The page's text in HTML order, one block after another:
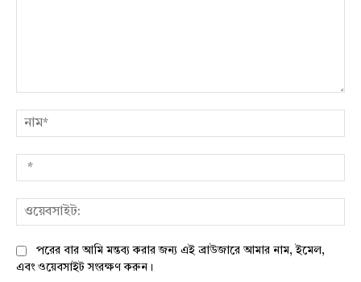
পরের বার আমি মন্তব্য করার জন্য এই ব্রাউজারে আমার নাম, ইমেল,
এবং ওয়েবসাইট সংরক্ষণ করুন।